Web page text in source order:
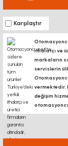
Karşılaştır
ithalatçı ve
markaların
servislerin
vermektedir.
değişim